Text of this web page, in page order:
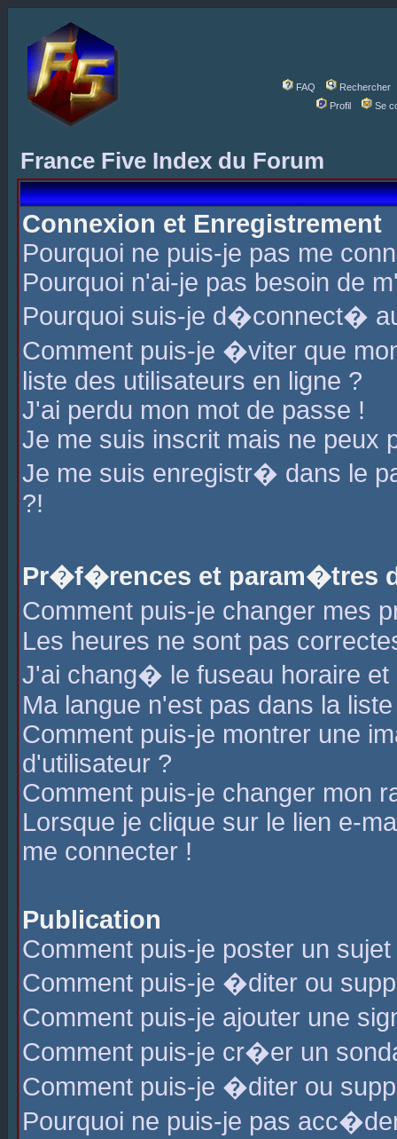
FAQ
Rechercher
Profil
Se
France Five Index du Forum
Connexion et Enregistrement
Pourquoi ne puis-je pas me
Pourquoi n'ai-je pas besoin de
Pourquoi suis-je d�connect�
Comment puis-je �viter que
liste des utilisateurs en ligne ?
J'ai perdu mon mot de passe !
Je me suis inscrit mais ne peux
Je me suis enregistr� dans le
?!
Pr�f�rences et param�tres
Comment puis-je changer mes
Les heures ne sont pas
J'ai chang� le fuseau horaire
Ma langue n'est pas dans la
Comment puis-je montrer une
d'utilisateur ?
Comment puis-je changer mon
Lorsque je clique sur le lien e-
me connecter !
Publication
Comment puis-je poster un
Comment puis-je �diter ou
Comment puis-je ajouter une
Comment puis-je cr�er un
Comment puis-je �diter ou
Pourquoi ne puis-je pas